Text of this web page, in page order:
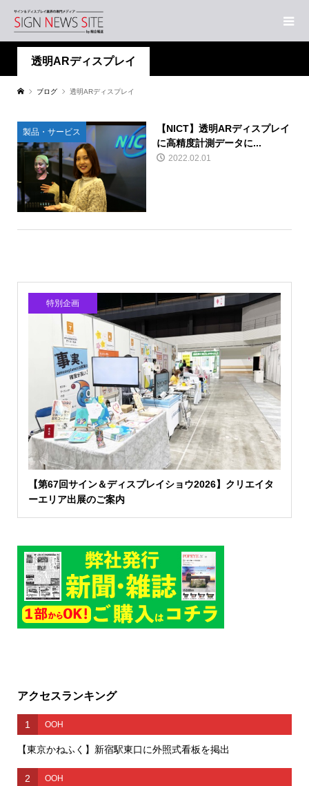
透明ARディスプレイ
ブログ 透明ARディスプレイ
製品・サービス
【NICT】透明ARディスプレイ
に高精度計測データに...
2022.02.01
特別企画
【第67回サイン＆ディスプレイショウ2026】クリエイタ
ーエリア出展のご案内
アクセスランキング
1 OOH
【東京かねふく】新宿駅東口に外照式看板を掲出
2 OOH